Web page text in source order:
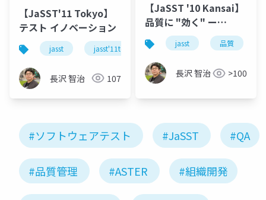
【JaSST'11 Tokyo】
テスト イノベーション
jasst jasst'11tokyo visual studio visual
長沢 智治 107
【JaSST '10 Kansai】
品質に "効く" ー
Visual Studio 最新情
報
jasst 品質
長沢 智治 >100
#ソフトウェアテスト #JaSST #QA
#品質管理 #ASTER #組織開発